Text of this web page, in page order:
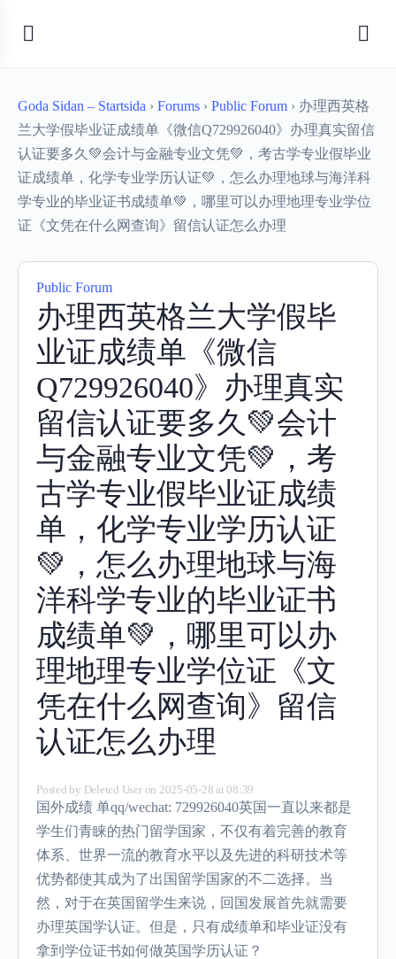
Goda Sidan – Startsida › Forums › Public Forum › 办理西英格
兰大学假毕业证成绩单《微信Q729926040》办理真实留信
认证要多久💚会计与金融专业文凭💚，考古学专业假毕业
证成绩单，化学专业学历认证💚，怎么办理地球与海洋科
学专业的毕业证书成绩单💚，哪里可以办理地理专业学位
证《文凭在什么网查询》留信认证怎么办理
Public Forum
办理西英格兰大学假毕
业证成绩单《微信
Q729926040》办理真实
留信认证要多久💚会计
与金融专业文凭💚，考
古学专业假毕业证成绩
单，化学专业学历认证
💚，怎么办理地球与海
洋科学专业的毕业证书
成绩单💚，哪里可以办
理地理专业学位证《文
凭在什么网查询》留信
认证怎么办理
Posted by Deleted User on 2025-05-28 at 08:39
国外成绩 单qq/wechat: 729926040英国一直以来都是
学生们青睐的热门留学国家，不仅有着完善的教育
体系、世界一流的教育水平以及先进的科研技术等
优势都使其成为了出国留学国家的不二选择。当
然，对于在英国留学生来说，回国发展首先就需要
办理英国学认证。但是，只有成绩单和毕业证没有
拿到学位证书如何做英国学历认证？